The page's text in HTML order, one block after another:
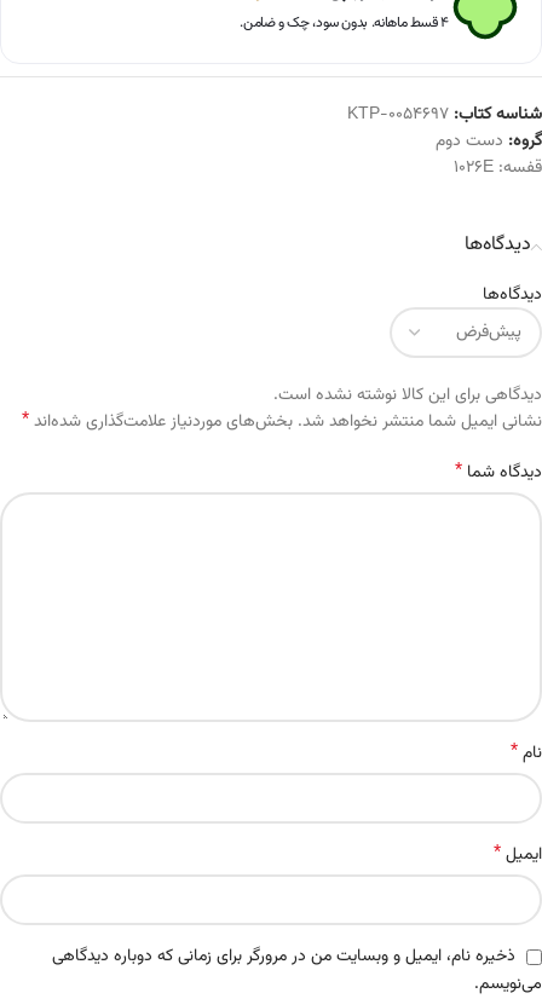
۴ قسط ماهانه. بدون سود، چک و ضامن.
شناسه کتاب: KTP-0054697
گروه: دست دوم
قفسه: 1026E
دیدگاه‌ها
دیدگاه‌ها
دیدگاهی برای این کالا نوشته نشده است.
نشانی ایمیل شما منتشر نخواهد شد. بخش‌های موردنیاز علامت‌گذاری شده‌اند*
دیدگاه شما *
نام*
ایمیل*
ذخیره نام، ایمیل و وبسایت من در مرورگر برای زمانی که دوباره دیدگاهی
می‌نویسم.
Alternative: